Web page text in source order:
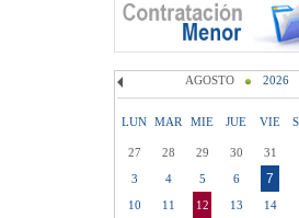
AGOSTO 2026
LUN MAR MIE JUE VIE
27 28 29 30 31
3
4 5 6 7
10
11 12 13 14